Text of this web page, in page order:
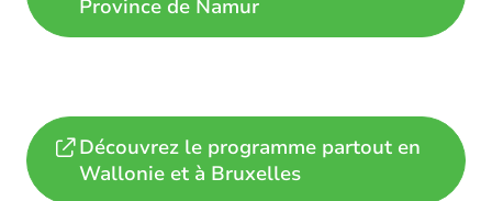
Province de Namur
Découvrez le programme partout en
Wallonie et à Bruxelles